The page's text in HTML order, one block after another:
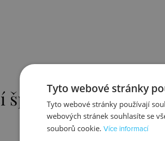
šperkyTyto webové stránky
Tyto webové stránky používají
webových stránek souhlasíte se
souborů cookie. Více informací